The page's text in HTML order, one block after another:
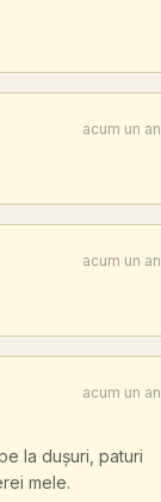
acum un an
acum un an
acum un an
la dușuri, paturi
mele.